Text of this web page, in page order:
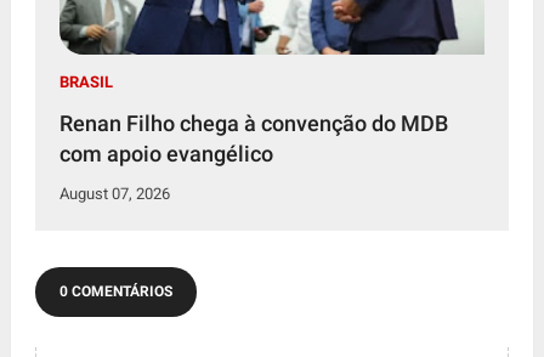
BRASIL
Renan Filho chega à convenção do MDB
com apoio evangélico
August 07, 2026
0 COMENTÁRIOS